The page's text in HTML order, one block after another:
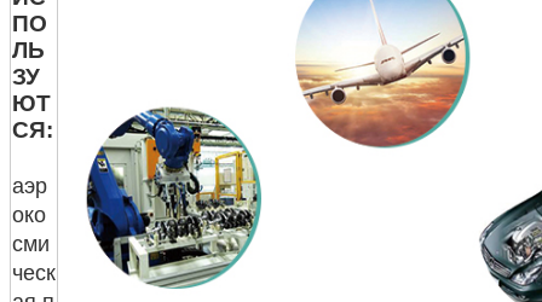
ПО
ЛЬ
ЗУ
ЮТ
СЯ:
аэр
око
сми
ческ